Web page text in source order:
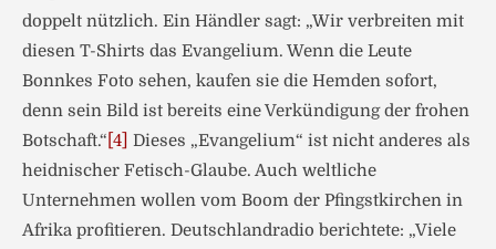
doppelt nützlich. Ein Händler sagt: „Wir verbreiten mit
diesen T-Shirts das Evangelium. Wenn die Leute
Bonnkes Foto sehen, kaufen sie die Hemden sofort,
denn sein Bild ist bereits eine Verkündigung der frohen
Botschaft.“ [4] Dieses „Evangelium“ ist nicht anderes als
heidnischer Fetisch-Glaube. Auch weltliche
Unternehmen wollen vom Boom der Pfingstkirchen in
Afrika profitieren. Deutschlandradio berichtete: „Viele